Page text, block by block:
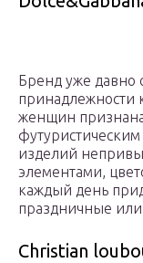
Бренд уже давно
принадлежности
женщин признана
изделий
элементами,
каждый день
праздничные или
Christian